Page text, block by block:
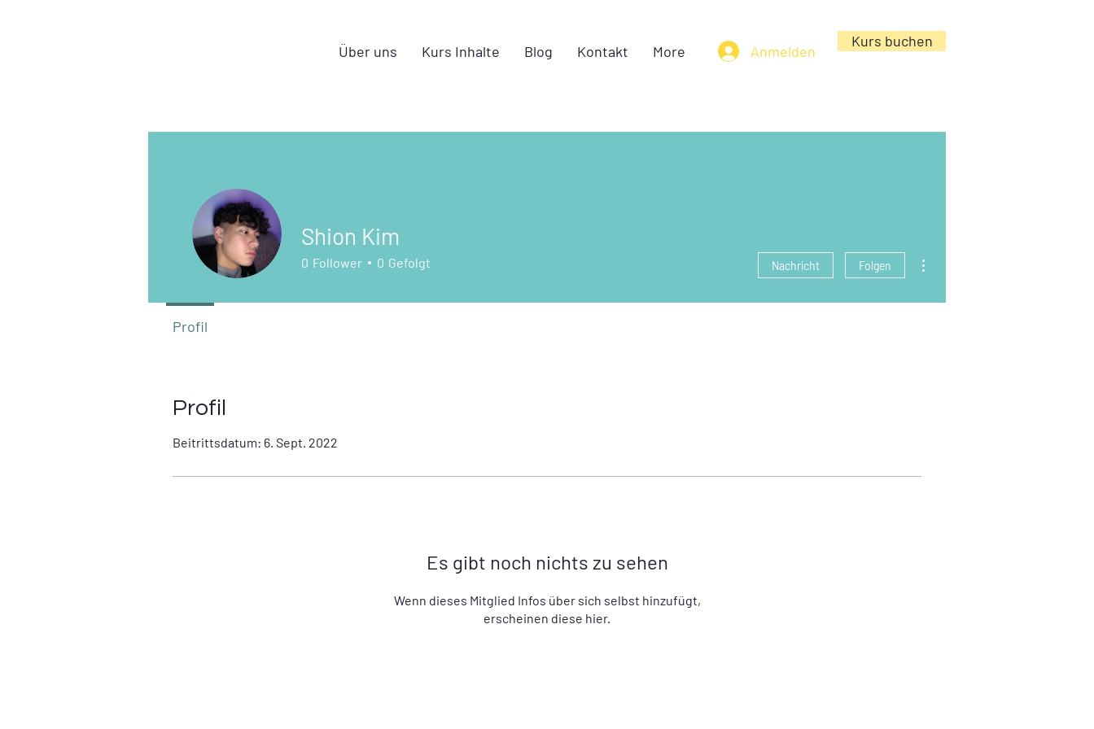
Über uns Kurs Inhalte Blog Kontakt More Anmelden
Kurs buchen
Profil
Beitrittsdatum: 6. Sept. 2022
Es gibt noch nichts zu sehen
Wenn dieses Mitglied Infos über sich selbst hinzufügt,
erscheinen diese hier.
Shion Kim
0 Follower 0 Gefolgt Nachricht Folgen
Profil